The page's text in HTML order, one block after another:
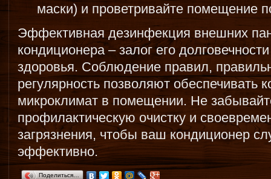
маски) и проветривайте помещение
Эффективная дезинфекция внешних
кондиционера – залог его
здоровья. Соблюдение правил,
регулярность позволяют
микроклимат в помещении. Не
профилактическую очистку и
загрязнения, чтобы ваш кондиционер
эффективно.
Поделиться…